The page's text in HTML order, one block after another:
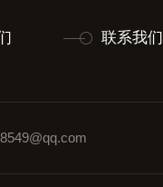
联系我们